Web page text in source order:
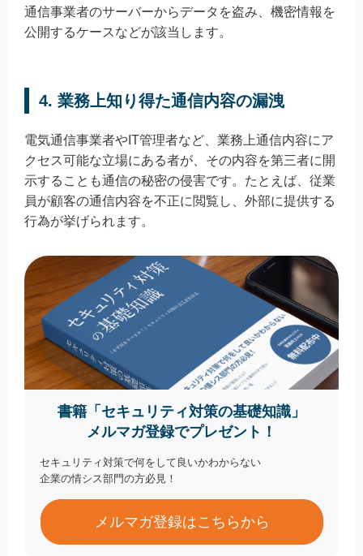
通信事業者のサーバーからデータを盗み、機密情報を
公開するケースなどが該当します。
4. 業務上知り得た通信内容の漏洩
電気通信事業者やIT管理者など、業務上通信内容にア
クセス可能な立場にある者が、その内容を第三者に開
示することも通信の秘密の侵害です。たとえば、従業
員が顧客の通信内容を不正に閲覧し、外部に提供する
行為が挙げられます。
書籍「セキュリティ対策の基礎知識」
メルマガ登録でプレゼント！
セキュリティ対策で何をして良いかわからない
企業の情シス部門の方必見！
メルマガ登録はこちらから